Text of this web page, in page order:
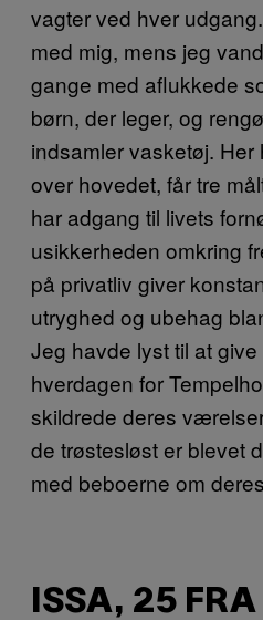
vagter ved hver
med mig, mens jeg
gange med aflukkede
børn, der leger, og
indsamler vasketøj.
over hovedet, får tre
har adgang til livets
usikkerheden omkring
på privatliv giver
utryghed og ubehag
Jeg havde lyst til at
hverdagen for
skildrede deres
de trøstesløst er blevet
med beboerne om
ISSA, 25